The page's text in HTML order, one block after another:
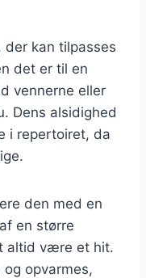
kan tilpasses
det er til en
vennerne eller
Dens alsidighed
i repertoiret, da
den med en
en større
altid være et hit.
opvarmes,